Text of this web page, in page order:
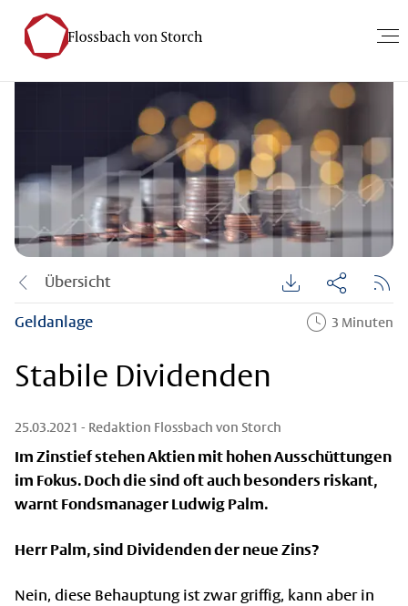
Übersicht
Geldanlage 3 Minuten
Stabile Dividenden
25.03.2021 - Redaktion Flossbach von Storch
Im Zinstief stehen Aktien mit hohen Ausschüttungen
im Fokus. Doch die sind oft auch besonders riskant,
warnt Fondsmanager Ludwig Palm.
Herr Palm, sind Dividenden der neue Zins?
Nein, diese Behauptung ist zwar griffig, kann aber in